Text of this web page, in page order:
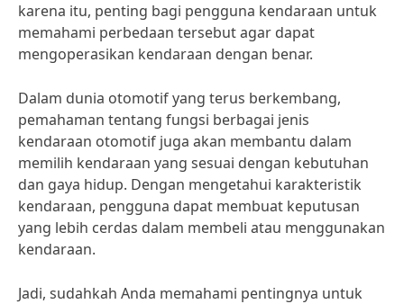
karena itu, penting bagi pengguna kendaraan untuk
memahami perbedaan tersebut agar dapat
mengoperasikan kendaraan dengan benar.
Dalam dunia otomotif yang terus berkembang,
pemahaman tentang fungsi berbagai jenis
kendaraan otomotif juga akan membantu dalam
memilih kendaraan yang sesuai dengan kebutuhan
dan gaya hidup. Dengan mengetahui karakteristik
kendaraan, pengguna dapat membuat keputusan
yang lebih cerdas dalam membeli atau menggunakan
kendaraan.
Jadi, sudahkah Anda memahami pentingnya untuk